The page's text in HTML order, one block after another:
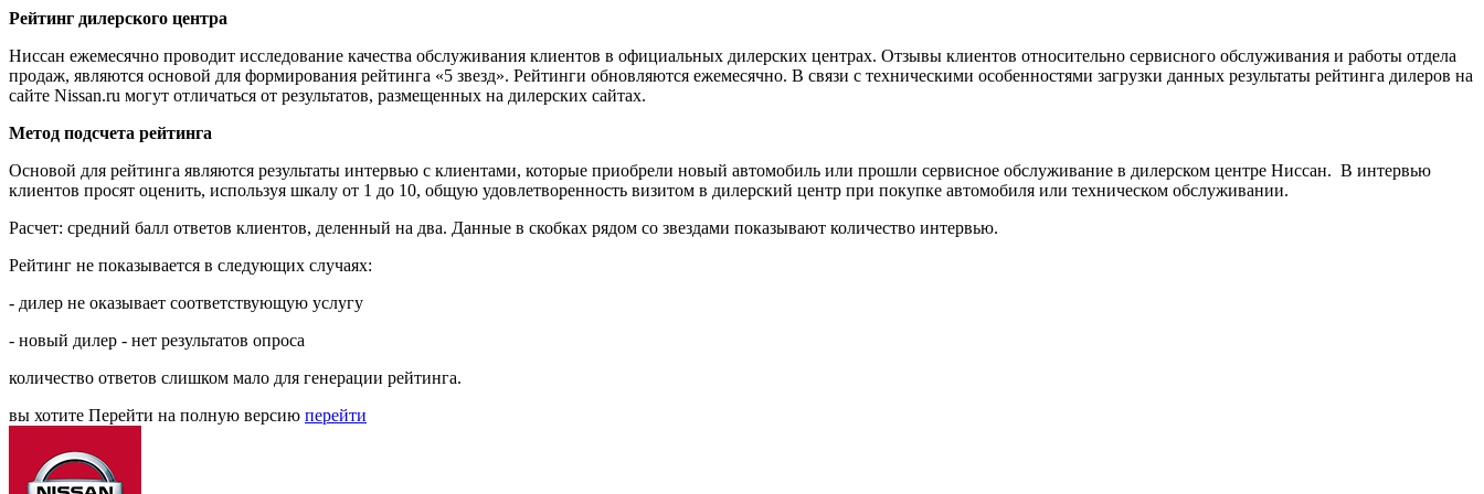
Рейтинг дилерского центра
Ниссан ежемесячно проводит исследование качества обслуживания клиентов в официальных дилерских центрах. Отзывы клиентов относительно сервисного обслуживания и работы отдела
продаж, являются основой для формирования рейтинга «5 звезд». Рейтинги обновляются ежемесячно. В связи с техническими особенностями загрузки данных результаты рейтинга дилеров на
сайте Nissan.ru могут отличаться от результатов, размещенных на дилерских сайтах.
Метод подсчета рейтинга
Основой для рейтинга являются результаты интервью с клиентами, которые приобрели новый автомобиль или прошли сервисное обслуживание в дилерском центре Ниссан. В интервью
клиентов просят оценить, используя шкалу от 1 до 10, общую удовлетворенность визитом в дилерский центр при покупке автомобиля или техническом обслуживании.
Расчет: средний балл ответов клиентов, деленный на два. Данные в скобках рядом со звездами показывают количество интервью.
Рейтинг не показывается в следующих случаях:
- дилер не оказывает соответствующую услугу
- новый дилер - нет результатов опроса
количество ответов слишком мало для генерации рейтинга.
вы хотите Перейти на полную версию перейти